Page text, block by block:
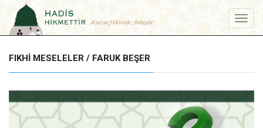
Menu
FIKHI MESELELER / FARUK BEŞER